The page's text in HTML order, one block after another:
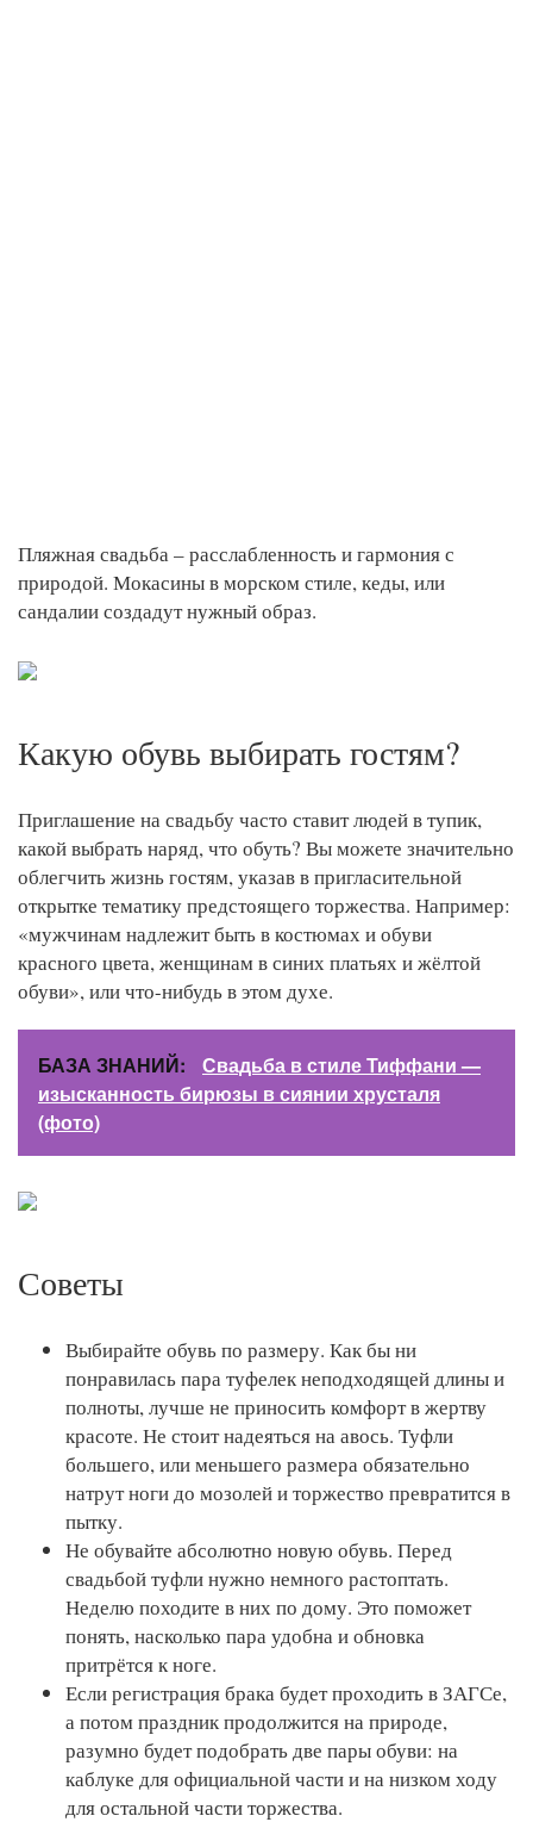
Пляжная свадьба – расслабленность и гармония с
природой. Мокасины в морском стиле, кеды, или
сандалии создадут нужный образ.
Какую обувь выбирать гостям?
Приглашение на свадьбу часто ставит людей в тупик,
какой выбрать наряд, что обуть? Вы можете значительно
облегчить жизнь гостям, указав в пригласительной
открытке тематику предстоящего торжества. Например:
«мужчинам надлежит быть в костюмах и обуви
красного цвета, женщинам в синих платьях и жёлтой
обуви», или что-нибудь в этом духе.
БАЗА ЗНАНИЙ:
Свадьба в стиле Тиффани —
изысканность бирюзы в сиянии хрусталя
(фото)
Советы
Выбирайте обувь по размеру. Как бы ни
понравилась пара туфелек неподходящей длины и
полноты, лучше не приносить комфорт в жертву
красоте. Не стоит надеяться на авось. Туфли
большего, или меньшего размера обязательно
натрут ноги до мозолей и торжество превратится в
пытку.
Не обувайте абсолютно новую обувь. Перед
свадьбой туфли нужно немного растоптать.
Неделю походите в них по дому. Это поможет
понять, насколько пара удобна и обновка
притрётся к ноге.
Если регистрация брака будет проходить в ЗАГСе,
а потом праздник продолжится на природе,
разумно будет подобрать две пары обуви: на
каблуке для официальной части и на низком ходу
для остальной части торжества.